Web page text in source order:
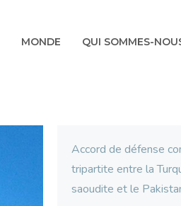
MONDE QUI SOMMES-
Accord de défense
tripartite entre la
saoudite et le